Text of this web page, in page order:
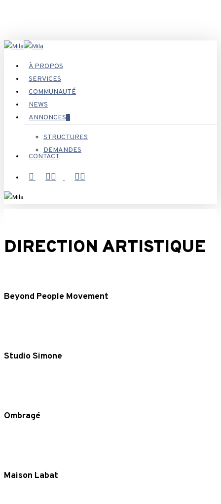
content
Menu
À PROPOS
SERVICES
COMMUNAUTÉ
NEWS
ANNONCES
STRUCTURES
DEMANDES
CONTACT
X-
FACEBOOKINSTAGRAM
DIRECTION ARTISTIQUE
Beyond People Movement
Studio Simone
Ombragé
Maison Labat